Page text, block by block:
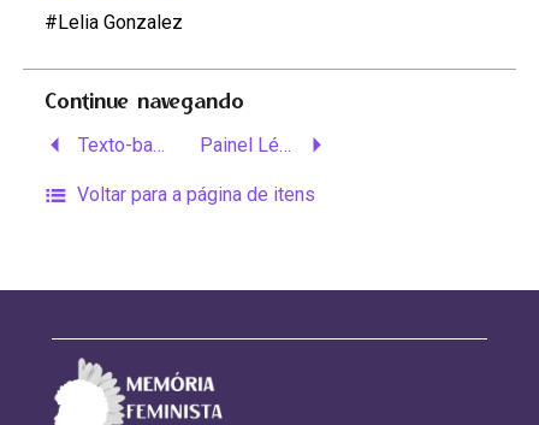
#Lelia Gonzalez
Continue navegando
Texto-base Projeto Memória Lélia Gonzalez Painel Lélia – Mesclado
Voltar para a página de itens